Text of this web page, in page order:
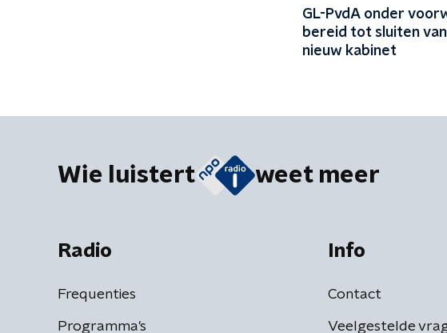
GL-PvdA onder
bereid tot sluiten
nieuw kabinet
Wie luistert weet meer
Radio
Frequenties
Programma's
Info
Contact
Veelgestelde